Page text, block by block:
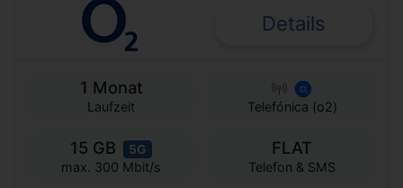
Details
1 Monat
Laufzeit Telefónica (o2)
15 GB 5G
max. 300 Mbit/s
FLAT
Telefon & SMS